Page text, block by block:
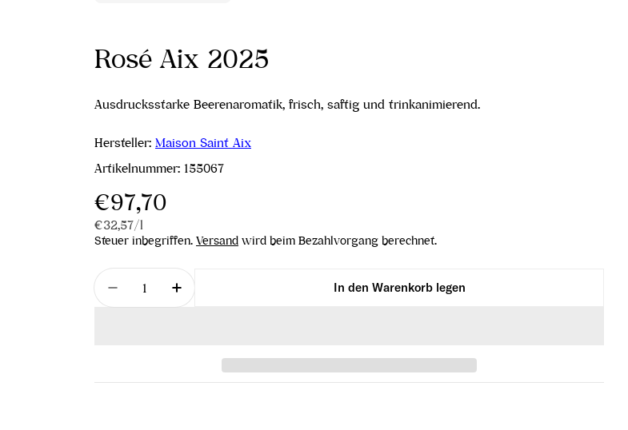
Rosé Aix 2025
Ausdrucksstarke Beerenaromatik, frisch, saftig und trinkanimierend.
Hersteller: Maison Saint Aix
Artikelnummer: 155067
Regulärer
Preis
€97,70
Stückpreis
€32,57/pro
l
Steuer inbegriffen. Versand wird beim Bezahlvorgang berechnet.
Menge
Menge für Rosé Aix 2025 verringern
Menge für Rosé Aix 2025 erhöhen
In den Warenkorb legen